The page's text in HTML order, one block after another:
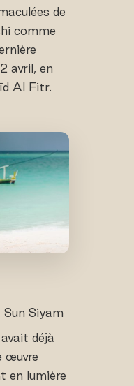
de
comme
avril, en
Al Fitr.
Siyam
déjà
œuvre
en lumière